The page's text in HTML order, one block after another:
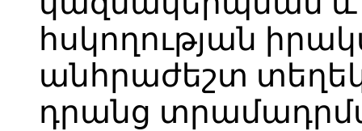
հսկողության
անհրաժեշտ
դրանց